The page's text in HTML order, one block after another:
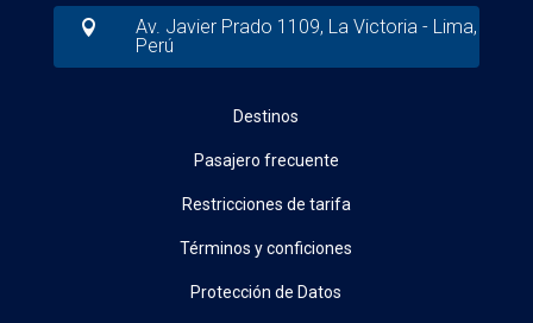

Av. Javier Prado 1109, La Victoria - Lima,
Perú
Destinos
Pasajero frecuente
Restricciones de tarifa
Términos y conficiones
Protección de Datos